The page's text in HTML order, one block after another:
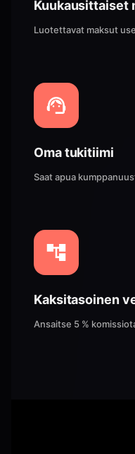
Kuukausittaiset
Luotettavat maksut
Oma tukitiimi
Saat apua
Kaksitasoinen
Ansaitse 5 %